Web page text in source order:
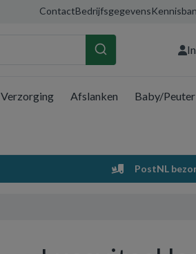
ContactBedrijfsgegevens
Winkelwagen
Uw winkelwagen
Vul hem met
Verzorging Afslanken Baby/Peuter
PostNL